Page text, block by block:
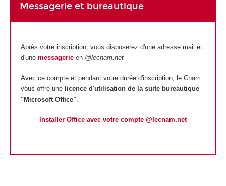
Messagerie et bureautique
Après votre inscription, vous disposerez d'une adresse mail et
d'une messagerie en @lecnam.net
Avec ce compte et pendant votre durée d'inscription, le Cnam
vous offre une licence d'utilisation de la suite bureautique
"Microsoft Office".
Installer Office avec votre compte @lecnam.net